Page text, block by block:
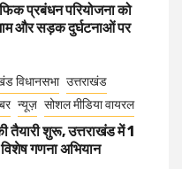
प्रबंधन परियोजना को
और सड़क दुर्घटनाओं पर
विधानसभा उत्तराखंड
न्यूज़ सोशल मीडिया वायरल
शुरू, उत्तराखंड में 1
गणना अभियान